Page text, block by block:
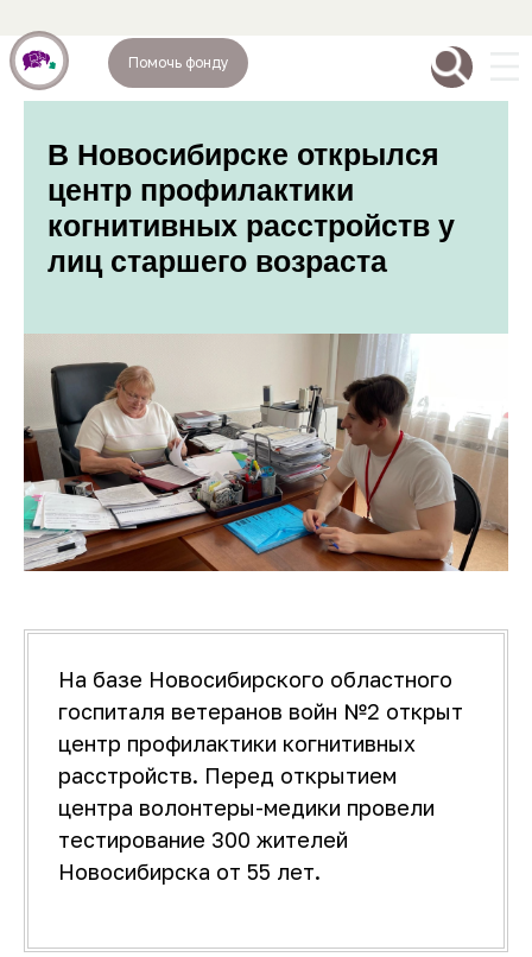
Помочь фонду
В Новосибирске открылся
центр профилактики
когнитивных расстройств у
лиц старшего возраста
На базе Новосибирского областного
госпиталя ветеранов войн №2 открыт
центр профилактики когнитивных
расстройств. Перед открытием
центра волонтеры-медики провели
тестирование 300 жителей
Новосибирска от 55 лет.